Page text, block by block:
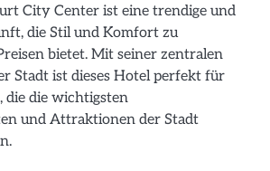
City Center ist eine trendige und
die Stil und Komfort zu
bietet. Mit seiner zentralen
Stadt ist dieses Hotel perfekt für
die die wichtigsten
und Attraktionen der Stadt